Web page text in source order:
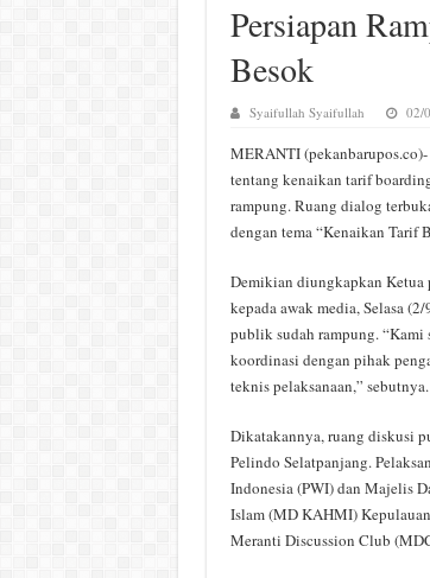
Persiapan
Besok
Syaifullah Syaifullah 02/
MERANTI
tentang kenaikan tarif
rampung. Ruang dialog
dengan tema “Kenaikan Tarif
Demikian diungkapkan Ketua
kepada awak media, Selasa
publik sudah rampung. “Kami
koordinasi dengan pihak
teknis pelaksanaan,” sebutnya.
Dikatakannya, ruang diskusi
Pelindo Selatpanjang.
Indonesia (PWI) dan Majelis
Islam (MD KAHMI)
Meranti Discussion Club